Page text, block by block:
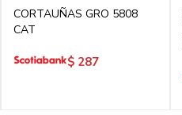
CORTAUÑAS GRO 5808
CAT
$ 287